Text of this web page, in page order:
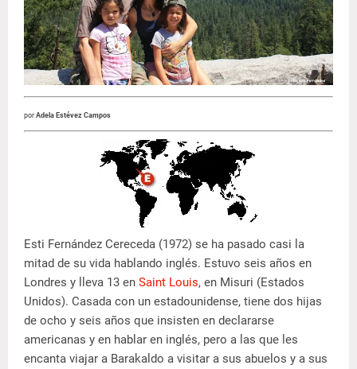
por Adela Estévez Campos
Esti Fernández Cereceda (1972) se ha pasado casi la
mitad de su vida hablando inglés. Estuvo seis años en
Londres y lleva 13 en Saint Louis, en Misuri (Estados
Unidos). Casada con un estadounidense, tiene dos hijas
de ocho y seis años que insisten en declararse
americanas y en hablar en inglés, pero a las que les
encanta viajar a Barakaldo a visitar a sus abuelos y a sus